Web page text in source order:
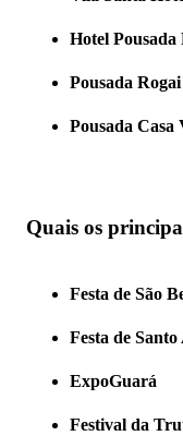
Hotel Pousada
Pousada Rogai
Pousada Casa
Quais os
Festa de São
Festa de
ExpoGuará
Festival da